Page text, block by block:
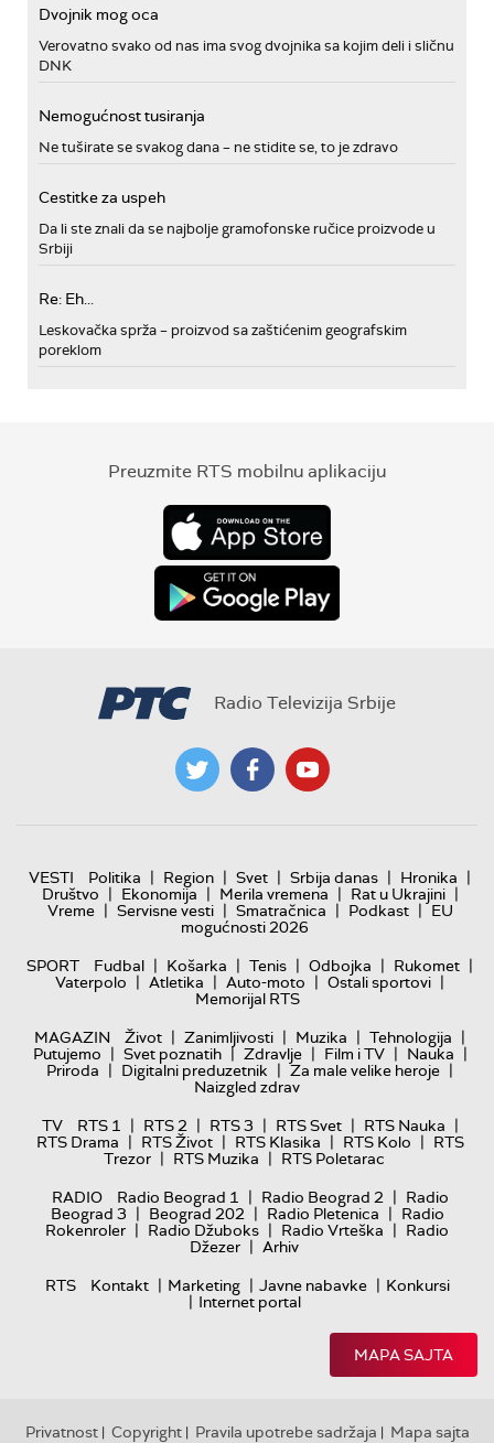
Dvojnik mog oca
Verovatno svako od nas ima svog dvojnika sa kojim deli i sličnu
DNK
Nemogućnost tusiranja
Ne tuširate se svakog dana – ne stidite se, to je zdravo
Cestitke za uspeh
Da li ste znali da se najbolje gramofonske ručice proizvode u
Srbiji
Re: Eh...
Leskovačka sprža – proizvod sa zaštićenim geografskim
poreklom
Preuzmite RTS mobilnu aplikaciju
Radio Televizija Srbije
VESTI Politika | Region | Svet | Srbija danas | Hronika |
Društvo | Ekonomija | Merila vremena | Rat u Ukrajini |
Vreme | Servisne vesti | Smatračnica | Podkast | EU
mogućnosti 2026
SPORT
Fudbal | Košarka | Tenis | Odbojka | Rukomet |
Vaterpolo | Atletika | Auto-moto | Ostali sportovi |
Memorijal RTS
MAGAZIN
Život | Zanimljivosti | Muzika | Tehnologija |
Putujemo | Svet poznatih | Zdravlje | Film i TV | Nauka |
Priroda | Digitalni preduzetnik | Za male velike heroje |
Naizgled zdrav
TV
RTS 1 | RTS 2 | RTS 3 | RTS Svet | RTS Nauka |
RTS Drama | RTS Život | RTS Klasika | RTS Kolo | RTS
Trezor | RTS Muzika | RTS Poletarac
RADIO
Radio Beograd 1 | Radio Beograd 2 | Radio
Beograd 3 | Beograd 202 | Radio Pletenica | Radio
Rokenroler | Radio Džuboks | Radio Vrteška | Radio
Džezer | Arhiv
RTS
Kontakt | Marketing | Javne nabavke | Konkursi
| Internet portal
MAPA SAJTA
Privatnost| Copyright| Pravila upotrebe sadržaja | Mapa sajta